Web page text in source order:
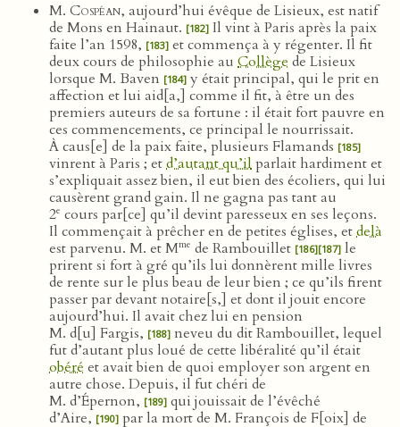
M. Cospéan, aujourd’hui évêque de Lisieux, est natif
de Mons en Hainaut. [182] Il vint à Paris après la paix
faite l’an 1598, [183] et commença à y régenter. Il fit
deux cours de philosophie au Collège de Lisieux
lorsque M. Baven [184] y était principal, qui le prit en
affection et lui aid[a,] comme il fit, à être un des
premiers auteurs de sa fortune : il était fort pauvre en
ces commencements, ce principal le nourrissait.
À caus[e] de la paix faite, plusieurs Flamands [185]
vinrent à Paris ; etd’autant qu’ilparlait hardiment et
s’expliquait assez bien, il eut bien des écoliers, qui lui
causèrent grand gain. Il ne gagna pas tant au
2e cours par[ce] qu’il devint paresseux en ses leçons.
Il commençait à prêcher en de petites églises, etdelà
est parvenu. M. et Mme de Rambouillet [186][187] le
prirent si fort à gré qu’ils lui donnèrent mille livres
de rente sur le plus beau de leur bien ; ce qu’ils firent
passer par devant notaire[s,] et dont il jouit encore
aujourd’hui. Il avait chez lui en pension
M. d[u] Fargis, [188] neveu du dit Rambouillet, lequel
fut d’autant plus loué de cette libéralité qu’il était
obéré et avait bien de quoi employer son argent en
autre chose. Depuis, il fut chéri de
M. d’Épernon, [189] qui jouissait de l’évêché
d’Aire, [190] par la mort de M. François de F[oix] de